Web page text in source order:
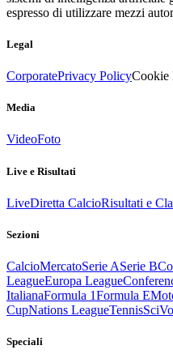
espresso di utilizzare mezzi
Legal
CorporatePrivacy PolicyCookie
Media
VideoFoto
Live e Risultati
LiveDiretta CalcioRisultati e
Sezioni
CalcioMercatoSerie ASerie B
LeagueEuropa League
ItalianaFormula 1Formula E
CupNations LeagueTennisSci
Speciali